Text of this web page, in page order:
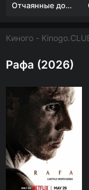
Отчаянные домохозяйки (1 сезон)
Киного -
Рафа (2026)